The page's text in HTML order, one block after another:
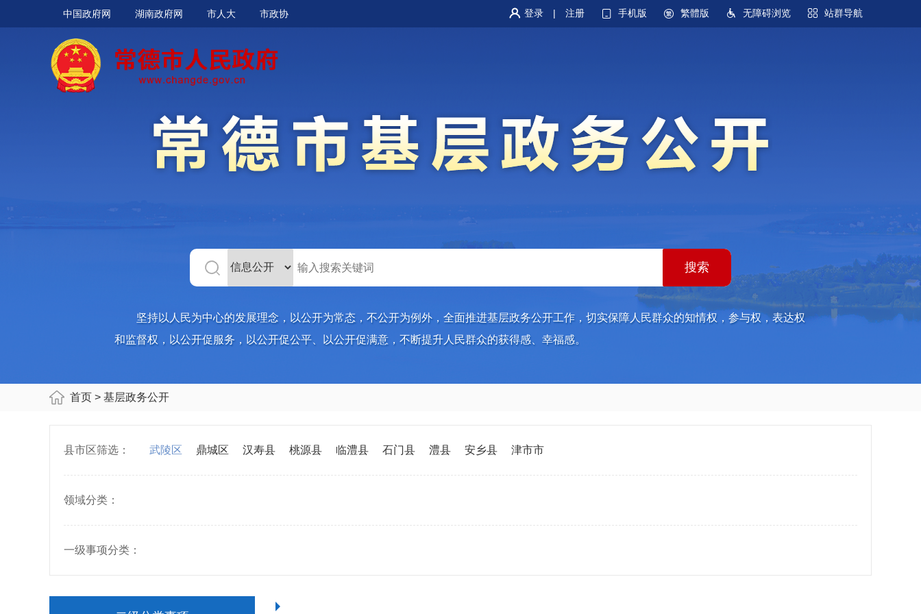
中国政府网 湖南政府网 市人大 市政协 登录 | 注册 手机版 繁體版 无障碍浏览 站群导航
坚持以人民为中心的发展理念，以公开为常态，不公开为例外，全面推进基层政务公开工作，切实保障人民群众的知情权，参与权，表达权
和监督权，以公开促服务，以公开促公平、以公开促满意，不断提升人民群众的获得感、幸福感。
首页 > 基层政务公开
县市区筛选： 武陵区 鼎城区 汉寿县 桃源县 临澧县 石门县 澧县 安乡县 津市市
领域分类：
一级事项分类：